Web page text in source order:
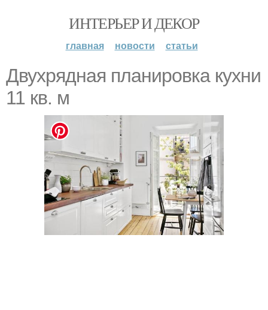
ИНТЕРЬЕР И ДЕКОР
главная новости статьи
Двухрядная планировка кухни
11 кв. м